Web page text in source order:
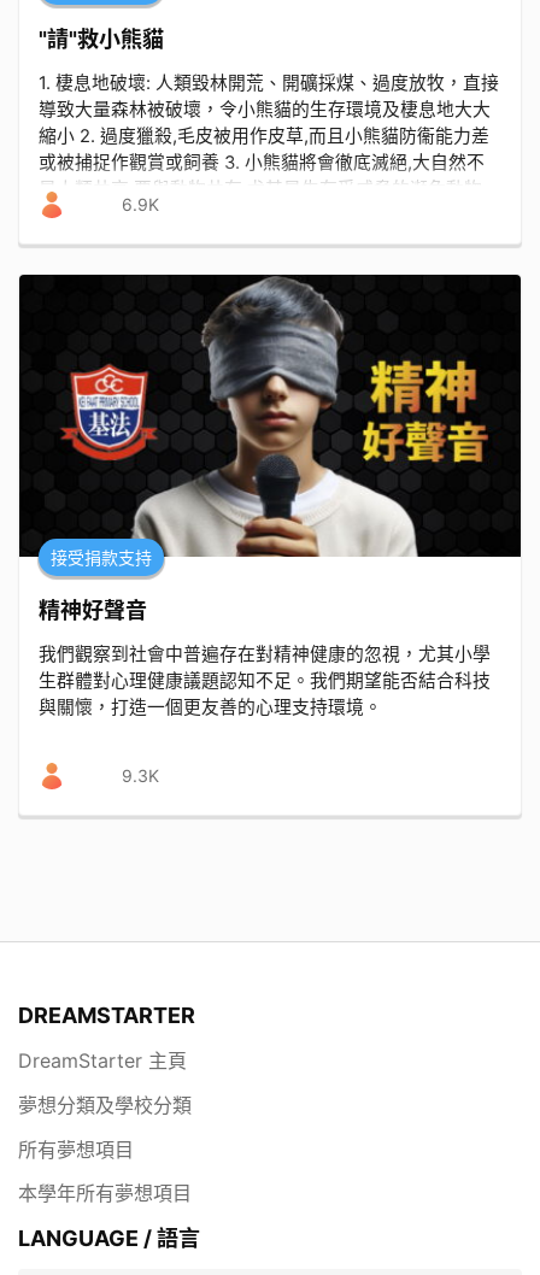
"請"救小熊貓
1. 棲息地破壞: 人類毀林開荒、開礦採煤、過度放牧，直接
導致大量森林被破壞，令小熊貓的生存環境及棲息地大大
縮小 2. 過度獵殺,毛皮被用作皮草,而且小熊貓防衞能力差
或被捕捉作觀賞或飼養 3. 小熊貓將會徹底滅絕,大自然不
是人類共享,要與動物共存,尤其是生存受威脅的瀕危動物
4. 保護環境正是保護大家的未來,要呼籲大家善用資源
6.9K
接受捐款支持
精神好聲音
我們觀察到社會中普遍存在對精神健康的忽視，尤其小學
生群體對心理健康議題認知不足。我們期望能否結合科技
與關懷，打造一個更友善的心理支持環境。
9.3K
DREAMSTARTER
DreamStarter 主頁
夢想分類及學校分類
所有夢想項目
本學年所有夢想項目
LANGUAGE / 語言